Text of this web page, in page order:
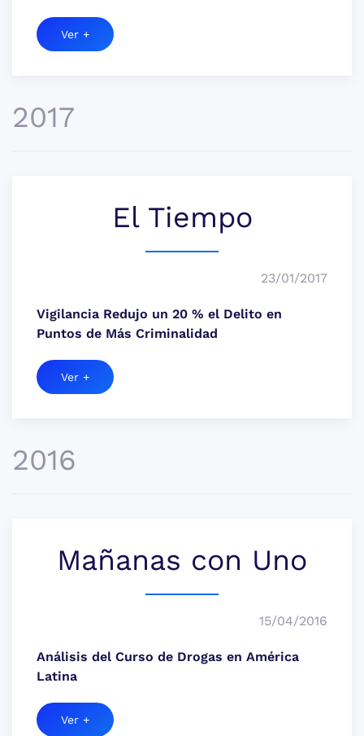
Ver +
2017
El Tiempo
23/01/2017
Vigilancia Redujo un 20 % el Delito en
Puntos de Más Criminalidad
Ver +
2016
Mañanas con Uno
15/04/2016
Análisis del Curso de Drogas en América
Latina
Ver +